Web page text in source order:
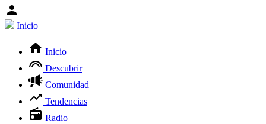
Inicio
Inicio
Descubrir
Comunidad
Tendencias
Radio